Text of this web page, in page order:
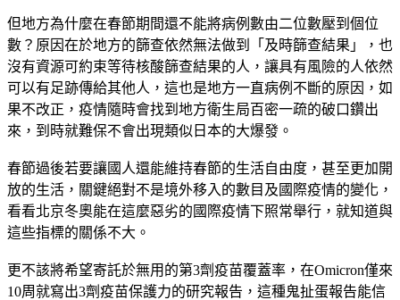
但地方為什麼在春節期間還不能將病例數由二位數壓到個位
數？原因在於地方的篩查依然無法做到「及時篩查結果」，也
沒有資源可約束等待核酸篩查結果的人，讓具有風險的人依然
可以有足跡傳給其他人，這也是地方一直病例不斷的原因，如
果不改正，疫情隨時會找到地方衛生局百密一疏的破口鑽出
來，到時就難保不會出現類似日本的大爆發。
春節過後若要讓國人還能維持春節的生活自由度，甚至更加開
放的生活，關鍵絕對不是境外移入的數目及國際疫情的變化，
看看北京冬奧能在這麼惡劣的國際疫情下照常舉行，就知道與
這些指標的關係不大。
更不該將希望寄託於無用的第3劑疫苗覆蓋率，在Omicron僅來
10周就寫出3劑疫苗保護力的研究報告，這種鬼扯蛋報告能信